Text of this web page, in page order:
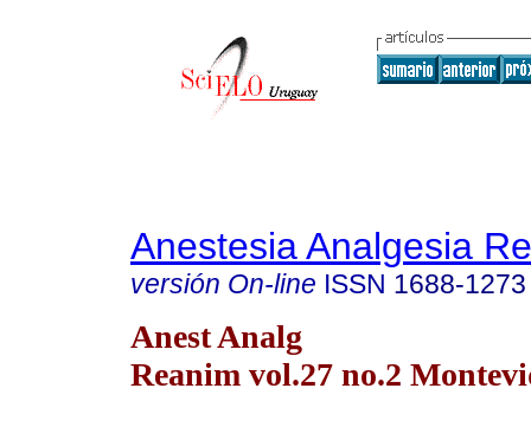
Anestesia Analgesia
versión On-line ISSN 1688-1273
Anest Analg
Reanim vol.27 no.2